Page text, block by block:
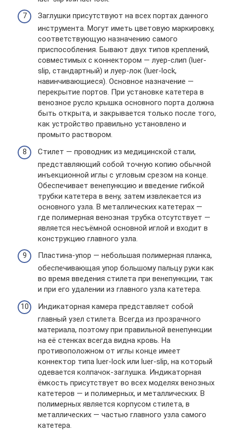
Заглушки присутствуют на всех портах данного
инструмента. Могут иметь цветовую маркировку,
соответствующую назначению самого
приспособления. Бывают двух типов креплений,
совместимых с коннектором — луер-слип (luer-
slip, стандартный) и луер-лок (luer-lock,
навинчивающиеся). Основное назначение —
перекрытие портов. При установке катетера в
венозное русло крышка основного порта должна
быть открыта, и закрывается только после того,
как устройство правильно установлено и
промыто раствором.
Стилет — проводник из медицинской стали,
представляющий собой точную копию обычной
инъекционной иглы с угловым срезом на конце.
Обеспечивает венепункцию и введение гибкой
трубки катетера в вену, затем извлекается из
основного узла. В металлических катетерах —
где полимерная венозная трубка отсутствует —
является несъёмной основной иглой и входит в
конструкцию главного узла.
Пластина-упор — небольшая полимерная планка,
обеспечивающая упор большому пальцу руки как
во время введения стилета при венепункции, так
и при его удалении из главного узла катетера.
Индикаторная камера представляет собой
главный узел стилета. Всегда из прозрачного
материала, поэтому при правильной венепункции
на её стенках всегда видна кровь. На
противоположном от иглы конце имеет
коннектор типа luer-lock или luer-slip, на который
одевается колпачок-заглушка. Индикаторная
ёмкость присутствует во всех моделях венозных
катетеров — и полимерных, и металлических. В
полимерных является корпусом стилета, в
металлических — частью главного узла самого
катетера.